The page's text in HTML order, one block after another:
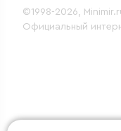
©1998-2026,
Официальный